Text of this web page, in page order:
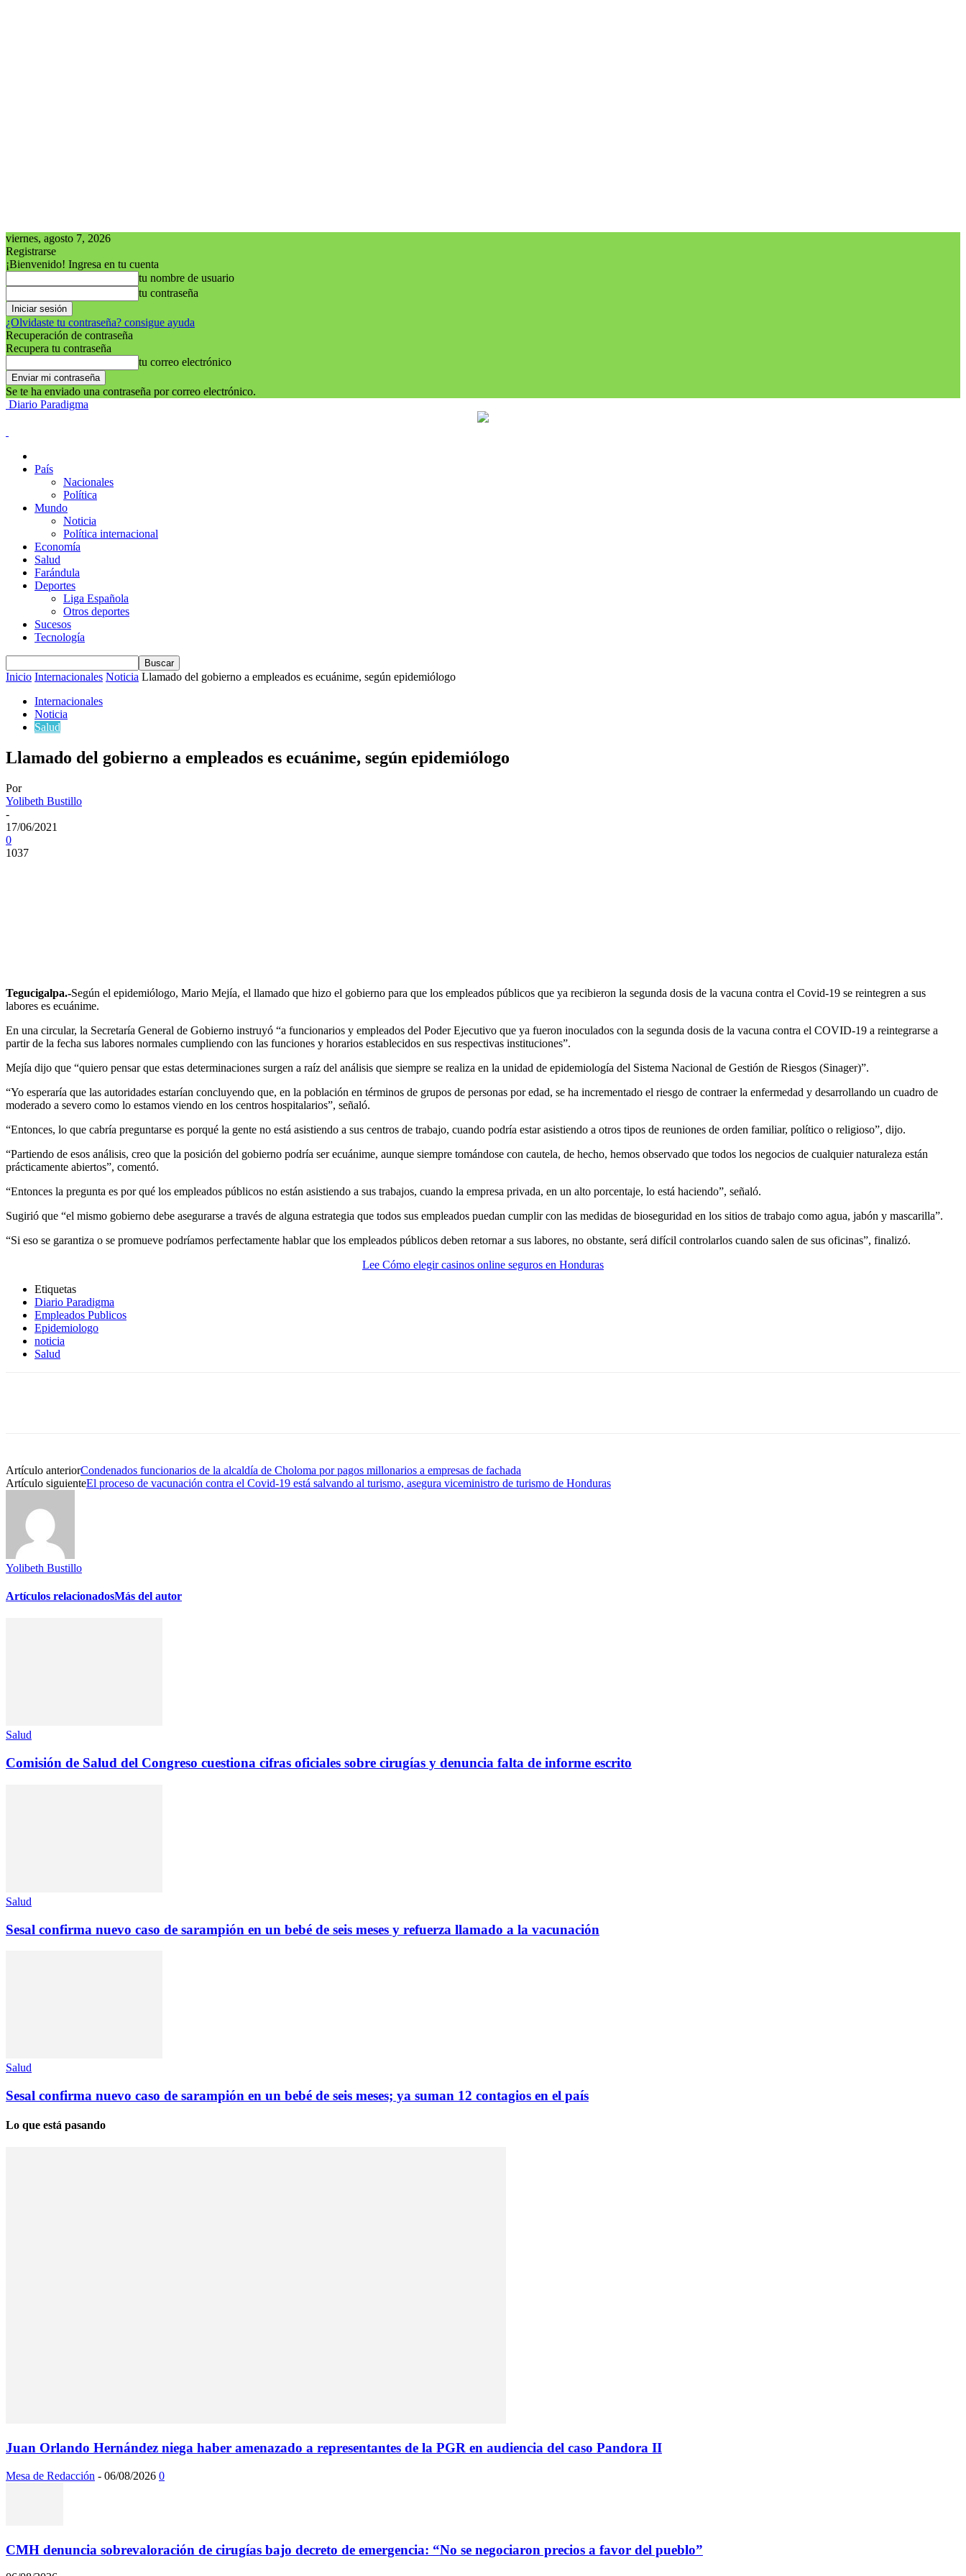
viernes, agosto 7, 2026
Registrarse
¡Bienvenido! Ingresa en tu cuenta
tu nombre de usuario
tu contraseña
¿Olvidaste tu contraseña? consigue ayuda
Recuperación de contraseña
Recupera tu contraseña
tu correo electrónico
Se te ha enviado una contraseña por correo electrónico.
Diario Paradigma
País
Nacionales
Política
Mundo
Noticia
Política internacional
Economía
Salud
Farándula
Deportes
Liga Española
Otros deportes
Sucesos
Tecnología
Inicio Internacionales Noticia Llamado del gobierno a empleados es ecuánime, según epidemiólogo
Internacionales
Noticia
Salud
Llamado del gobierno a empleados es ecuánime, según epidemiólogo
Por
Yolibeth Bustillo
-
17/06/2021
0
1037
Tegucigalpa.-Según el epidemiólogo, Mario Mejía, el llamado que hizo el gobierno para que los empleados públicos que ya recibieron la segunda dosis de la vacuna contra el Covid-19 se reintegren a sus
labores es ecuánime.
En una circular, la Secretaría General de Gobierno instruyó “a funcionarios y empleados del Poder Ejecutivo que ya fueron inoculados con la segunda dosis de la vacuna contra el COVID-19 a reintegrarse a
partir de la fecha sus labores normales cumpliendo con las funciones y horarios establecidos en sus respectivas instituciones”.
Mejía dijo que “quiero pensar que estas determinaciones surgen a raíz del análisis que siempre se realiza en la unidad de epidemiología del Sistema Nacional de Gestión de Riesgos (Sinager)”.
“Yo esperaría que las autoridades estarían concluyendo que, en la población en términos de grupos de personas por edad, se ha incrementado el riesgo de contraer la enfermedad y desarrollando un cuadro de
moderado a severo como lo estamos viendo en los centros hospitalarios”, señaló.
“Entonces, lo que cabría preguntarse es porqué la gente no está asistiendo a sus centros de trabajo, cuando podría estar asistiendo a otros tipos de reuniones de orden familiar, político o religioso”, dijo.
“Partiendo de esos análisis, creo que la posición del gobierno podría ser ecuánime, aunque siempre tomándose con cautela, de hecho, hemos observado que todos los negocios de cualquier naturaleza están
prácticamente abiertos”, comentó.
“Entonces la pregunta es por qué los empleados públicos no están asistiendo a sus trabajos, cuando la empresa privada, en un alto porcentaje, lo está haciendo”, señaló.
Sugirió que “el mismo gobierno debe asegurarse a través de alguna estrategia que todos sus empleados puedan cumplir con las medidas de bioseguridad en los sitios de trabajo como agua, jabón y mascarilla”.
“Si eso se garantiza o se promueve podríamos perfectamente hablar que los empleados públicos deben retornar a sus labores, no obstante, será difícil controlarlos cuando salen de sus oficinas”, finalizó.
Lee Cómo elegir casinos online seguros en Honduras
Etiquetas
Diario Paradigma
Empleados Publicos
Epidemiologo
noticia
Salud
Artículo anteriorCondenados funcionarios de la alcaldía de Choloma por pagos millonarios a empresas de fachada
Artículo siguienteEl proceso de vacunación contra el Covid-19 está salvando al turismo, asegura viceministro de turismo de Honduras
Yolibeth Bustillo
Artículos relacionadosMás del autor
Salud
Comisión de Salud del Congreso cuestiona cifras oficiales sobre cirugías y denuncia falta de informe escrito
Salud
Sesal confirma nuevo caso de sarampión en un bebé de seis meses y refuerza llamado a la vacunación
Salud
Sesal confirma nuevo caso de sarampión en un bebé de seis meses; ya suman 12 contagios en el país
Lo que está pasando
Juan Orlando Hernández niega haber amenazado a representantes de la PGR en audiencia del caso Pandora II
Mesa de Redacción - 06/08/2026 0
CMH denuncia sobrevaloración de cirugías bajo decreto de emergencia: “No se negociaron precios a favor del pueblo”